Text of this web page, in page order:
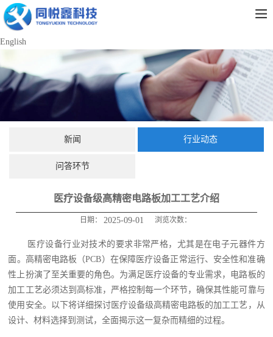
English
新闻 行业动态
问答环节
医疗设备级高精密电路板加工工艺介绍
日期： 2025-09-01 浏览次数：
医疗设备行业对技术的要求非常严格，尤其是在电子元器件方
面。高精密电路板（PCB）在保障医疗设备正常运行、安全性和准确
性上扮演了至关重要的角色。为满足医疗设备的专业需求，电路板的
加工工艺必须达到高标准，严格控制每一个环节，确保其性能可靠与
使用安全。以下将详细探讨医疗设备级高精密电路板的加工工艺，从
设计、材料选择到测试，全面揭示这一复杂而精细的过程。